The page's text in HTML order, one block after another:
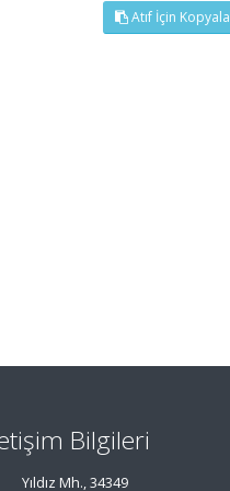
Atıf İçin Kopyala
Bilgileri
Yıldız Mh., 34349